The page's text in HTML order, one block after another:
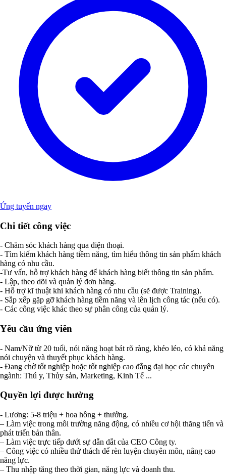
Ứng tuyển ngay
Chi tiết công việc
- Chăm sóc khách hàng qua điện thoại.
- Tìm kiếm khách hàng tiềm năng, tìm hiểu thông tin sản phẩm khách
hàng có nhu cầu.
-Tư vấn, hỗ trợ khách hàng để khách hàng biết thông tin sản phẩm.
- Lập, theo dõi và quản lý đơn hàng.
- Hỗ trợ kĩ thuật khi khách hàng có nhu cầu (sẽ được Training).
- Sắp xếp gặp gỡ khách hàng tiềm năng và lên lịch công tác (nếu có).
- Các công việc khác theo sự phân công của quản lý.
Yêu cầu ứng viên
- Nam/Nữ từ 20 tuổi, nói năng hoạt bát rõ ràng, khéo léo, có khả năng
nói chuyện và thuyết phục khách hàng.
- Đang chờ tốt nghiệp hoặc tốt nghiệp cao đẳng đại học các chuyên
ngành: Thú y, Thủy sản, Marketing, Kinh Tế ...
Quyền lợi được hưởng
- Lương: 5-8 triệu + hoa hồng + thưởng.
– Làm việc trong môi trường năng động, có nhiều cơ hội thăng tiến và
phát triển bản thân.
– Làm việc trực tiếp dưới sự dẫn dắt của CEO Công ty.
– Công việc có nhiều thử thách để rèn luyện chuyên môn, nâng cao
năng lực.
– Thu nhập tăng theo thời gian, năng lực và doanh thu.